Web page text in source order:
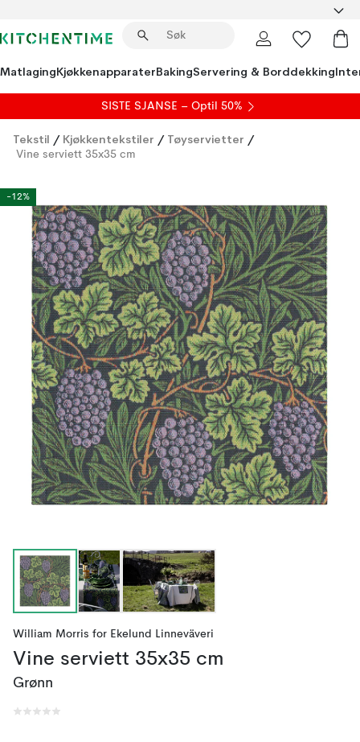
MatlagingKjøkkenapparaterBakingServering & Borddekking
SISTE SJANSE – Optil 50%
Tekstil / Kjøkkentekstiler / Tøyservietter /
Vine serviett 35x35 cm
-12%
William Morris for Ekelund Linneväveri
Vine serviett 35x35 cm
Grønn